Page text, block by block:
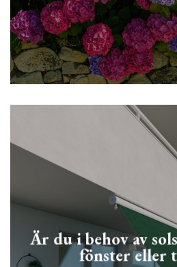
Är du i behov av
fönster eller